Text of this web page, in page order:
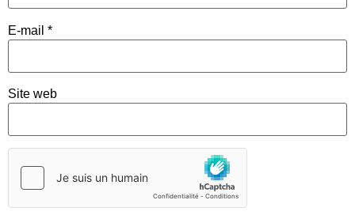
E-mail *
Site web